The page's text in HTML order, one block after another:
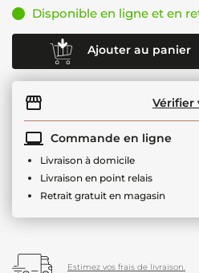
Disponible en ligne et en
Ajouter au panier
Vérifier
Commande en ligne
Livraison à domicile
Livraison en point relais
Retrait gratuit en magasin
Estimez vos frais de livraison.